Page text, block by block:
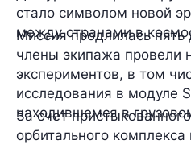
стало символом новой
между странами в
Миссия продлилась пять
члены экипажа провели
экспериментов, в том
исследования в модуле
находившемся в
За счет
орбитального